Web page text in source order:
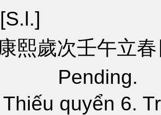
[S.l.]
熙歲次壬午立
Pending.
Thiếu quyển 6.